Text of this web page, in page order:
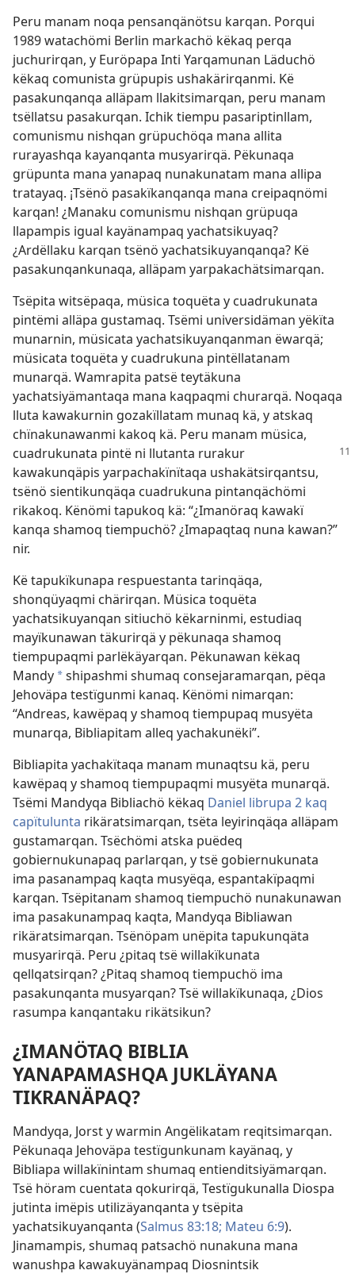
Peru manam noqa pensanqänötsu karqan. Porqui
1989 watachömi Berlin markachö këkaq perqa
juchurirqan, y Euröpapa Inti Yarqamunan Läduchö
këkaq comunista grüpupis ushakärirqanmi. Kë
pasakunqanqa alläpam llakitsimarqan, peru manam
tsëllatsu pasakurqan. Ichik tiempu pasariptinllam,
comunismu nishqan grüpuchöqa mana allita
rurayashqa kayanqanta musyarirqä. Pëkunaqa
grüpunta mana yanapaq nunakunatam mana allipa
tratayaq. ¡Tsënö pasakïkanqanqa mana creipaqnömi
karqan! ¿Manaku comunismu nishqan grüpuqa
llapampis igual kayänampaq yachatsikuyaq?
¿Ardëllaku karqan tsënö yachatsikuyanqanqa? Kë
pasakunqankunaqa, alläpam yarpakachätsimarqan.
Tsëpita witsëpaqa, müsica toquëta y cuadrukunata
pintëmi alläpa gustamaq. Tsëmi universidäman yëkïta
munarnin, müsicata yachatsikuyanqanman ëwarqä;
müsicata toquëta y cuadrukuna pintëllatanam
munarqä. Wamrapita patsë teytäkuna
yachatsiyämantaqa mana kaqpaqmi churarqä. Noqaqa
lluta kawakurnin gozakïllatam munaq kä, y atskaq
chïnakunawanmi kakoq kä. Peru manam müsica,
cuadrukunata pintë ni llutanta rurakur
kawakunqäpis yarpachakïnïtaqa ushakätsirqantsu,
tsënö sientikunqäqa cuadrukuna pintanqächömi
rikakoq. Kënömi tapukoq kä: “¿Imanöraq kawakï
kanqa shamoq tiempuchö? ¿Imapaqtaq nuna kawan?”
nir.
Kë tapukïkunapa respuestanta tarinqäqa,
shonqüyaqmi chärirqan. Müsica toquëta
yachatsikuyanqan sitiuchö këkarninmi, estudiaq
mayïkunawan täkurirqä y pëkunaqa shamoq
tiempupaqmi parlëkäyarqan. Pëkunawan këkaq
Mandy ashipashmi shumaq consejaramarqan, pëqa
Jehoväpa testïgunmi kanaq. Kënömi nimarqan:
“Andreas, kawëpaq y shamoq tiempupaq musyëta
munarqa, Bibliapitam alleq yachakunëki”.
Bibliapita yachakïtaqa manam munaqtsu kä, peru
kawëpaq y shamoq tiempupaqmi musyëta munarqä.
Tsëmi Mandyqa Bibliachö këkaq Daniel librupa 2 kaq
capïtulunta rikäratsimarqan, tsëta leyirinqäqa alläpam
gustamarqan. Tsëchömi atska puëdeq
gobiernukunapaq parlarqan, y tsë gobiernukunata
ima pasanampaq kaqta musyëqa, espantakïpaqmi
karqan. Tsëpitanam shamoq tiempuchö nunakunawan
ima pasakunampaq kaqta, Mandyqa Bibliawan
rikäratsimarqan. Tsënöpam unëpita tapukunqäta
musyarirqä. Peru ¿pitaq tsë willakïkunata
qellqatsirqan? ¿Pitaq shamoq tiempuchö ima
pasakunqanta musyarqan? Tsë willakïkunaqa, ¿Dios
rasumpa kanqantaku rikätsikun?
¿IMANÖTAQ BIBLIA
YANAPAMASHQA JUKLÄYANA
TIKRANÄPAQ?
Mandyqa, Jorst y warmin Angëlikatam reqitsimarqan.
Pëkunaqa Jehoväpa testïgunkunam kayänaq, y
Bibliapa willakïnintam shumaq entienditsiyämarqan.
Tsë höram cuentata qokurirqä, Testïgukunalla Diospa
jutinta imëpis utilizäyanqanta y tsëpita
yachatsikuyanqanta (Salmus 83:18; Mateu 6:9).
Jinamampis, shumaq patsachö nunakuna mana
wanushpa kawakuyänampaq Diosnintsik